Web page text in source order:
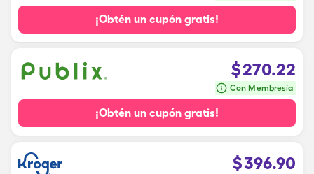
¡Obtén un cupón gratis!
$270.22
Con Membresía
¡Obtén un cupón gratis!
$396.90